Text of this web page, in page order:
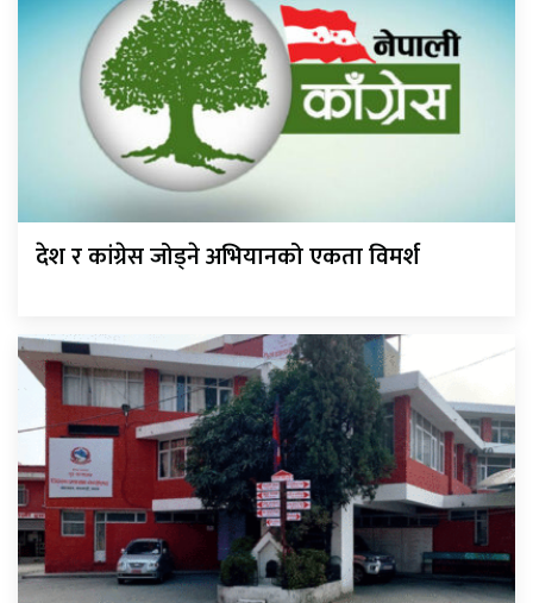
देश र कांग्रेस जोड्ने अभियानको एकता विमर्श